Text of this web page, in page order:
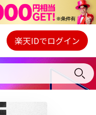
Webプレイヤー
ご契約内容の確認・変更
楽天IDでログイン